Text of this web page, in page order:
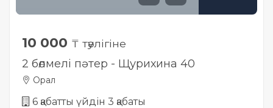
10 000 ₸ тәулігіне
2 бөлмелі пәтер - Щурихина 40
Орал
6 қабатты үйдін 3 қабаты